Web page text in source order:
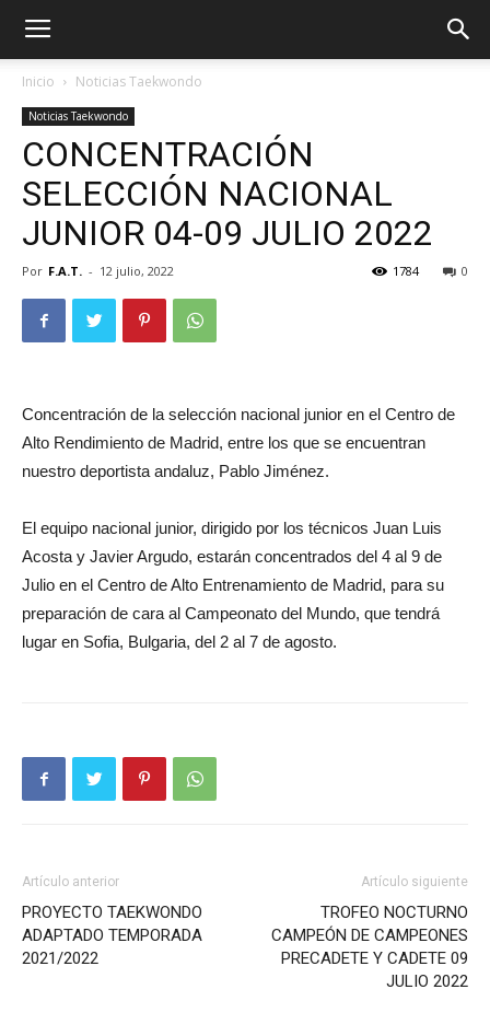
Inicio Noticias Taekwondo
Noticias Taekwondo
CONCENTRACIÓN
SELECCIÓN NACIONAL
JUNIOR 04-09 JULIO 2022
Por F.A.T. - 12 julio, 2022 0
1784
Concentración de la selección nacional junior en el Centro de
Alto Rendimiento de Madrid, entre los que se encuentran
nuestro deportista andaluz, Pablo Jiménez.
El equipo nacional junior, dirigido por los técnicos Juan Luis
Acosta y Javier Argudo, estarán concentrados del 4 al 9 de
Julio en el Centro de Alto Entrenamiento de Madrid, para su
preparación de cara al Campeonato del Mundo, que tendrá
lugar en Sofia, Bulgaria, del 2 al 7 de agosto.
Artículo anterior
PROYECTO TAEKWONDO
ADAPTADO TEMPORADA
2021/2022
Artículo siguiente
TROFEO NOCTURNO
CAMPEÓN DE CAMPEONES
PRECADETE Y CADETE 09
JULIO 2022